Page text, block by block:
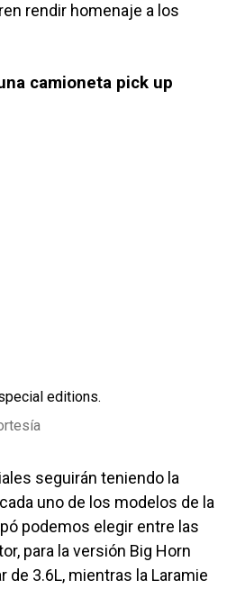
rendir homenaje a los
camioneta pick up
editions.
seguirán teniendo la
uno de los modelos de la
podemos elegir entre las
para la versión Big Horn
de 3.6L, mientras la Laramie